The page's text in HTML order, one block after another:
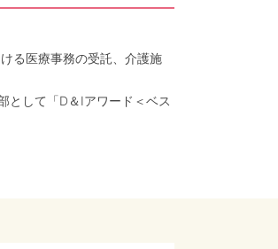
る医療事務の受託、介護施
として「D＆Iアワード＜ベス